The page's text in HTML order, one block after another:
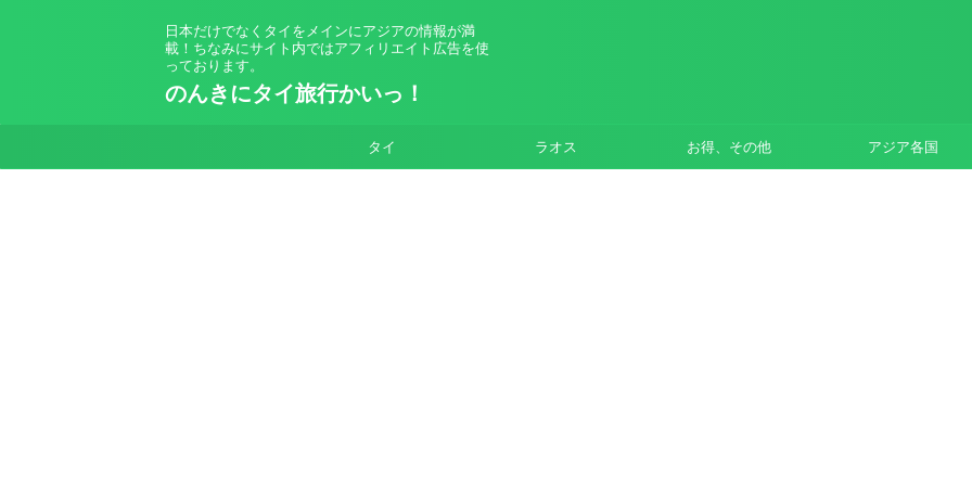
日本だけでなくタイをメインにアジアの情報が満
載！ちなみにサイト内ではアフィリエイト広告を使
っております。
のんきにタイ旅行かいっ！
タイ ラオス お得、その他 アジア各国